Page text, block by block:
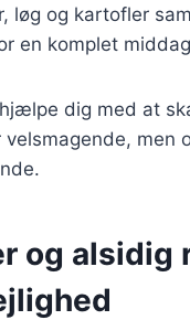
løg og kartofler
en komplet
dig med at
men
og alsidig